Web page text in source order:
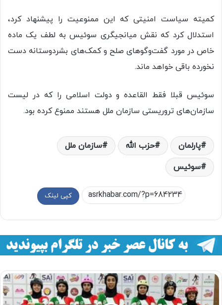
کمیته سیاست امنیتی که این ممنوعیت را پیشنهاد کرد،
استدلال کرد که نقش میانجیگری سوئیس به لطف یک ماده
خاص در مورد گفت‌و‌گو‌های صلح و کمک‌های بشردوستانه دست
نخورده باقی خواهد ماند.
سوئیس قبلا فقط القاعده و دولت اسلامی را که در لیست
سازمان‌های تروریستی سازمان ملل هستند ممنوع کرده بود.
پارلمان حزب الله
سازمان ملل
سوئیس
کپی لینک